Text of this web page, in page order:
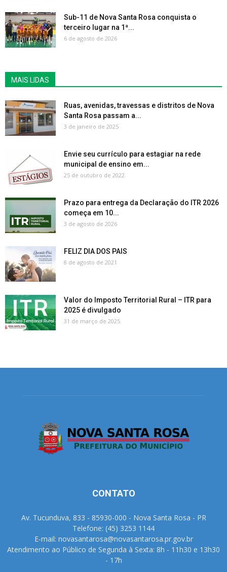
Sub-11 de Nova Santa Rosa conquista o
terceiro lugar na 1ª...
6 de agosto de 2026
MAIS LIDAS
Ruas, avenidas, travessas e distritos de Nova
Santa Rosa passam a...
3 de janeiro de 2025
Envie seu currículo para estagiar na rede
municipal de ensino em...
25 de outubro de 2022
Prazo para entrega da Declaração do ITR 2026
começa em 10...
3 de agosto de 2026
FELIZ DIA DOS PAIS
8 de agosto de 2021
Valor do Imposto Territorial Rural – ITR para
2025 é divulgado
31 de março de 2025
CONTATO
Av. Tucunduva, 833 - 85930-000 - Nova Santa Rosa - PR
Telefone: (45) 3253 1144
E-mail: novasantarosa@novasantarosa.pr.gov.br
Atendimento ao Público de Segunda à Sexta: 8h - 11h30 e 13h30
- 17h